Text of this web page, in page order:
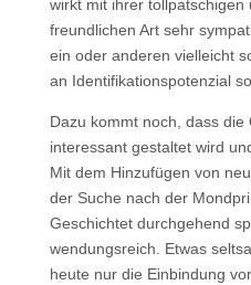
wirkt mit ihrer
freundlichen Art sehr
ein oder anderen vielleicht
an Identifikationspotenzial
Dazu kommt noch, dass
interessant gestaltet wird
Mit dem Hinzufügen von
der Suche nach der
Geschichtet durchgehend
wendungsreich. Etwas
heute nur die Einbindung